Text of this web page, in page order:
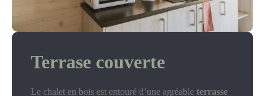
Terrase couverte
Le chalet en bois est entouré d’une agréable terrasse